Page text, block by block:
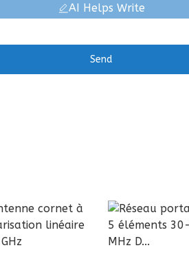
AI Helps Write
Send